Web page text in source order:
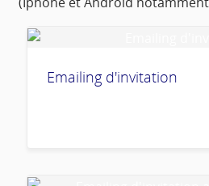
Emailing d'invitation